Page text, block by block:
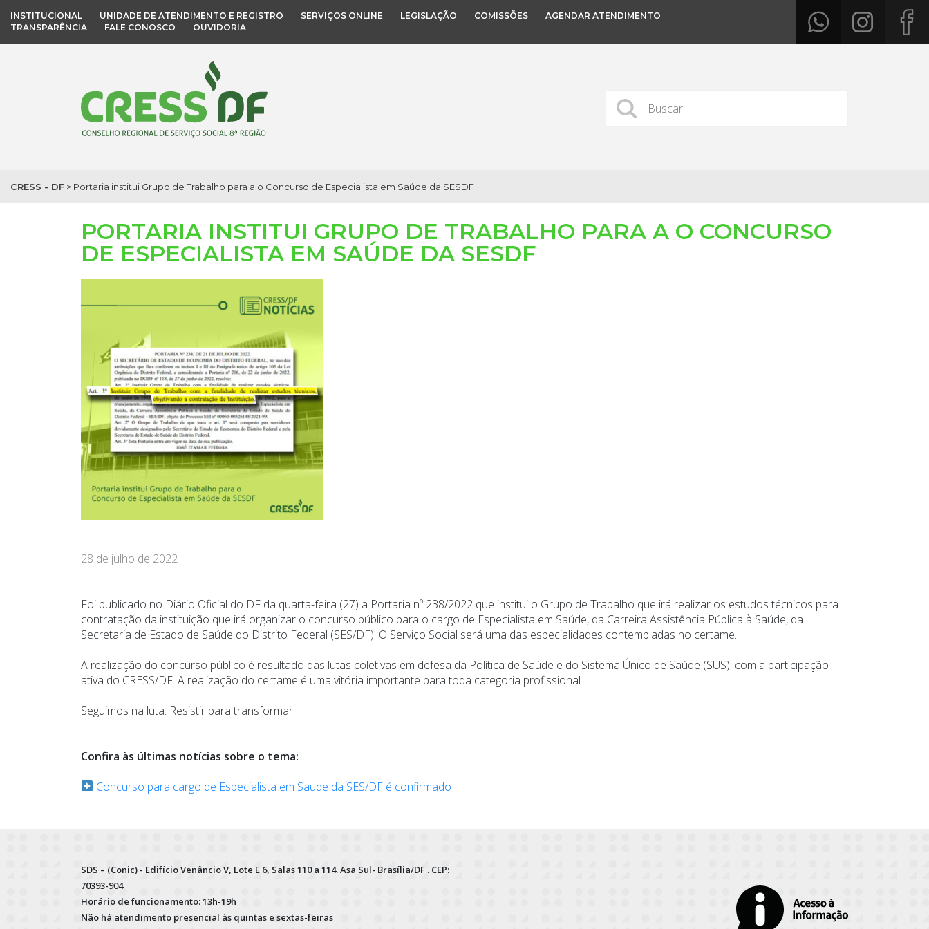
INSTITUCIONAL UNIDADE DE ATENDIMENTO E REGISTRO SERVIÇOS ONLINE LEGISLAÇÃO COMISSÕES
AGENDAR ATENDIMENTO
TRANSPARÊNCIA
FALE CONOSCO OUVIDORIA
CRESS - DF > Portaria institui Grupo de Trabalho para a o Concurso de Especialista em Saúde da SESDF
PORTARIA INSTITUI GRUPO DE TRABALHO PARA A O CONCURSO
DE ESPECIALISTA EM SAÚDE DA SESDF
28 de julho de 2022
Foi publicado no Diário Oficial do DF da quarta-feira (27) a Portaria nº 238/2022 que institui o Grupo de Trabalho que irá realizar os estudos técnicos para
contratação da instituição que irá organizar o concurso público para o cargo de Especialista em Saúde, da Carreira Assistência Pública à Saúde, da
Secretaria de Estado de Saúde do Distrito Federal (SES/DF). O Serviço Social será uma das especialidades contempladas no certame.
A realização do concurso público é resultado das lutas coletivas em defesa da Política de Saúde e do Sistema Único de Saúde (SUS), com a participação
ativa do CRESS/DF. A realização do certame é uma vitória importante para toda categoria profissional.
Seguimos na luta. Resistir para transformar!
Confira às últimas notícias sobre o tema:
Concurso para cargo de Especialista em Saude da SES/DF é confirmado
SDS – (Conic) - Edifício Venâncio V, Lote E 6, Salas 110 a 114. Asa Sul- Brasília/DF . CEP:
70393-904
Horário de funcionamento: 13h-19h
Não há atendimento presencial às quintas e sextas-feiras